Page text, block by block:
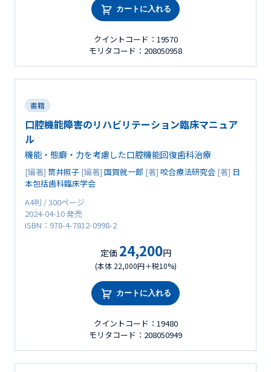
カートに入れる
クイントコード：19570
モリタコード：208050958
書籍
口腔機能障害のリハビリテーション臨床マニュア
ル
機能・態癖・力を考慮した口腔機能回復歯科治療
[編著] 筒井照子 [編著] 国賀就一郎 [著] 咬合療法研究会 [著] 日
本包括歯科臨床学会
A4判 / 300ページ
2024-04-10 発売
ISBN：978-4-7812-0998-2
定価 24,200円
(本体 22,000円＋税10%)
カートに入れる
クイントコード：19480
モリタコード：208050949